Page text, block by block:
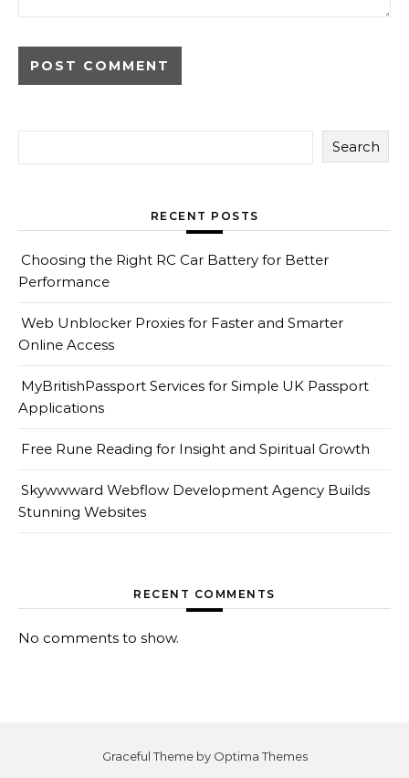
Search
RECENT POSTS
Choosing the Right RC Car Battery for Better
Performance
Web Unblocker Proxies for Faster and Smarter
Online Access
MyBritishPassport Services for Simple UK Passport
Applications
Free Rune Reading for Insight and Spiritual Growth
Skywwward Webflow Development Agency Builds
Stunning Websites
RECENT COMMENTS
No comments to show.
Graceful Theme by Optima Themes